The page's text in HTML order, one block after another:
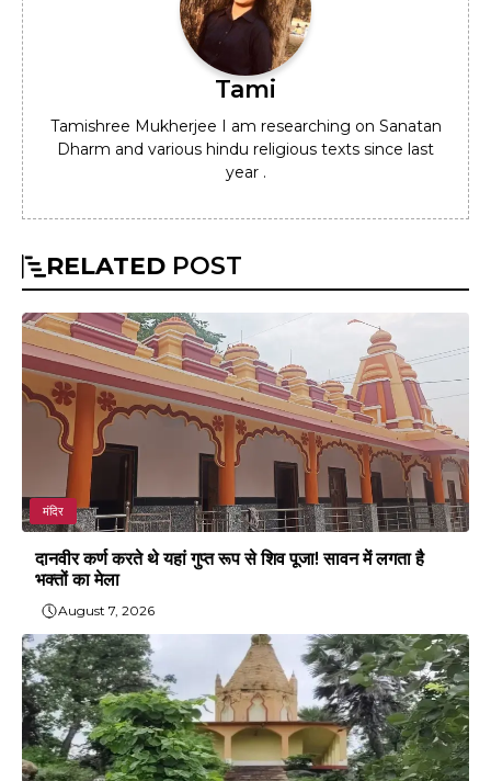
Tami
Tamishree Mukherjee I am researching on Sanatan
Dharm and various hindu religious texts since last
year .
RELATED POST
मंदिर
दानवीर कर्ण करते थे यहां गुप्त रूप से शिव पूजा! सावन में लगता है
भक्तों का मेला
August 7, 2026